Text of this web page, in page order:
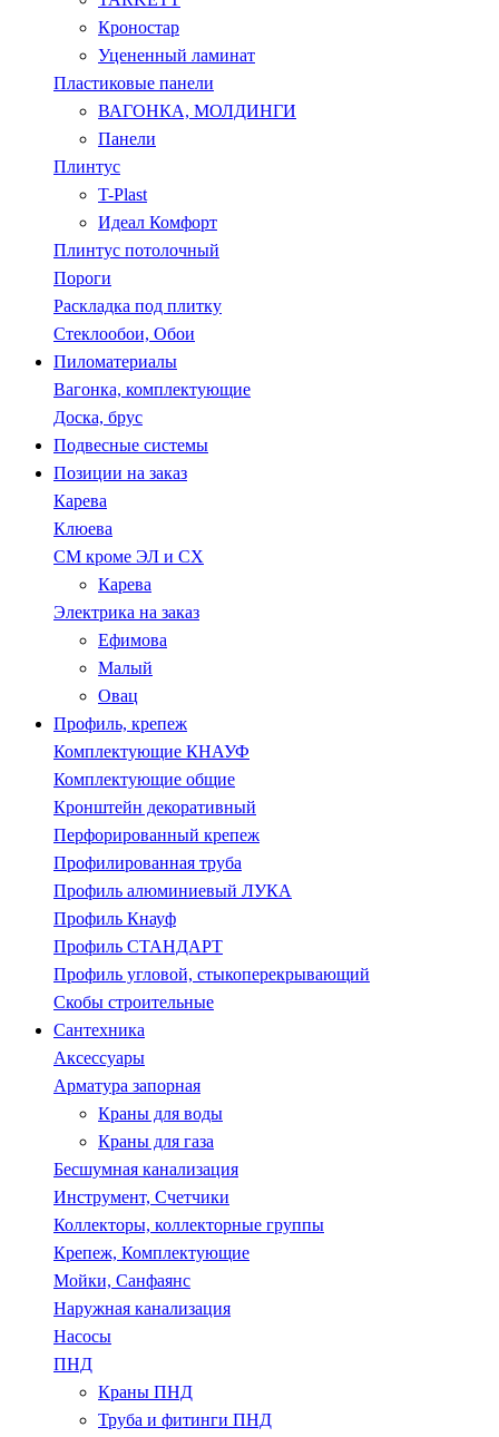
Кроностар
Уцененный ламинат
Пластиковые панели
ВАГОНКА, МОЛДИНГИ
Панели
Плинтус
T-Plast
Идеал Комфорт
Плинтус потолочный
Пороги
Раскладка под плитку
Стеклообои, Обои
Пиломатериалы
Вагонка, комплектующие
Доска, брус
Подвесные системы
Позиции на заказ
Карева
Клюева
СМ кроме ЭЛ и СХ
Карева
Электрика на заказ
Ефимова
Малый
Овац
Профиль, крепеж
Комплектующие КНАУФ
Комплектующие общие
Кронштейн декоративный
Перфорированный крепеж
Профилированная труба
Профиль алюминиевый ЛУКА
Профиль Кнауф
Профиль СТАНДАРТ
Профиль угловой, стыкоперекрывающий
Скобы строительные
Сантехника
Аксессуары
Арматура запорная
Краны для воды
Краны для газа
Бесшумная канализация
Инструмент, Счетчики
Коллекторы, коллекторные группы
Крепеж, Комплектующие
Мойки, Санфаянс
Наружная канализация
Насосы
ПНД
Краны ПНД
Труба и фитинги ПНД